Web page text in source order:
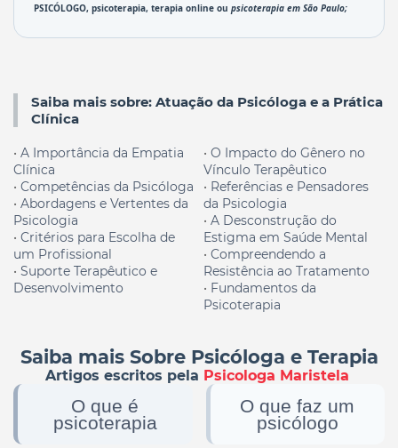
PSICÓLOGO, psicoterapia, terapia online ou psicoterapia em São Paulo;
Saiba mais sobre: Atuação da Psicóloga e a Prática
Clínica
• A Importância da Empatia
Clínica
• Competências da Psicóloga
• Abordagens e Vertentes da
Psicologia
• Critérios para Escolha de
um Profissional
• Suporte Terapêutico e
Desenvolvimento
• O Impacto do Gênero no
Vínculo Terapêutico
• Referências e Pensadores
da Psicologia
• A Desconstrução do
Estigma em Saúde Mental
• Compreendendo a
Resistência ao Tratamento
• Fundamentos da
Psicoterapia
Saiba mais Sobre Psicóloga e Terapia
Artigos escritos pela Psicologa Maristela
O que é
psicoterapia
O que faz um
psicólogo